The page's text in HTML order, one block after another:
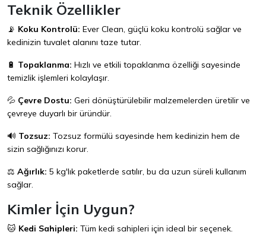
Teknik Özellikler
📡 Koku Kontrolü: Ever Clean, güçlü koku kontrolü sağlar ve
kedinizin tuvalet alanını taze tutar.
🔋 Topaklanma: Hızlı ve etkili topaklanma özelliği sayesinde
temizlik işlemleri kolaylaşır.
💦 Çevre Dostu: Geri dönüştürülebilir malzemelerden üretilir ve
çevreye duyarlı bir üründür.
🔊 Tozsuz: Tozsuz formülü sayesinde hem kedinizin hem de
sizin sağlığınızı korur.
⚖️ Ağırlık: 5 kg'lık paketlerde satılır, bu da uzun süreli kullanım
sağlar.
Kimler İçin Uygun?
🐱 Kedi Sahipleri: Tüm kedi sahipleri için ideal bir seçenek.